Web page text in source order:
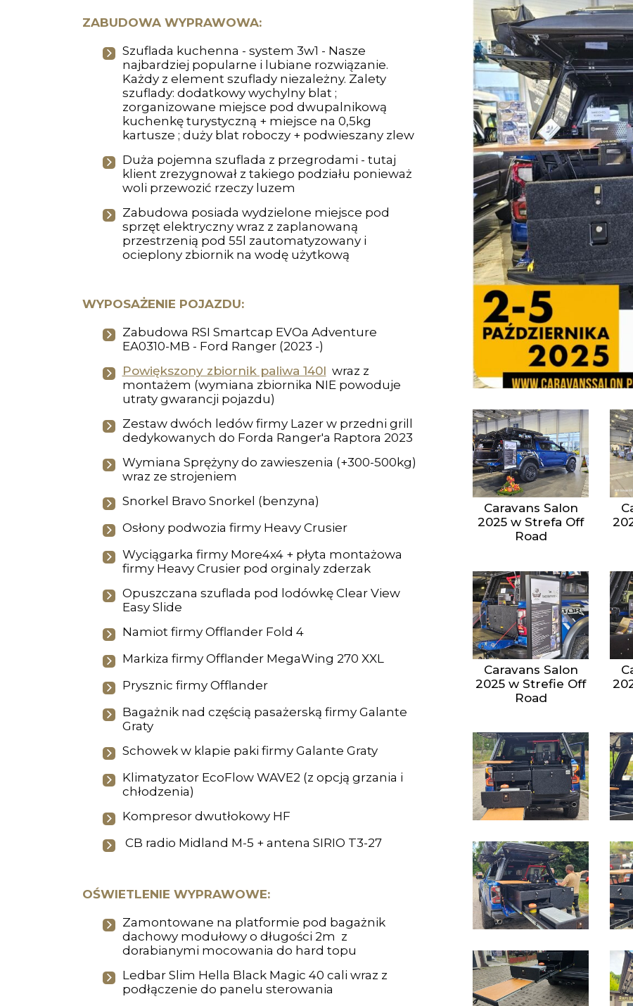
ZABUDOWA WYPRAWOWA:
Szuflada kuchenna - system 3w1 - Nasze
najbardziej popularne i lubiane rozwiązanie.
Każdy z element szuflady niezależny. Zalety
szuflady: dodatkowy wychylny blat ;
zorganizowane miejsce pod dwupalnikową
kuchenkę turystyczną + miejsce na 0,5kg
kartusze ; duży blat roboczy + podwieszany zlew
Duża pojemna szuflada z przegrodami - tutaj
klient zrezygnował z takiego podziału ponieważ
woli przewozić rzeczy luzem
Zabudowa posiada wydzielone miejsce pod
sprzęt elektryczny wraz z zaplanowaną
przestrzenią pod 55l zautomatyzowany i
ocieplony zbiornik na wodę użytkową
WYPOSAŻENIE POJAZDU:
Zabudowa RSI Smartcap EVOa Adventure
EA0310-MB - Ford Ranger (2023 -)
Powiększony zbiornik paliwa 140l wraz z
montażem (wymiana zbiornika NIE powoduje
utraty gwarancji pojazdu)
Zestaw dwóch ledów firmy Lazer w przedni grill
dedykowanych do Forda Ranger'a Raptora 2023
Wymiana Sprężyny do zawieszenia (+300-500kg)
wraz ze strojeniem
Snorkel Bravo Snorkel (benzyna)
Osłony podwozia firmy Heavy Crusier
Wyciągarka firmy More4x4 + płyta montażowa
firmy Heavy Crusier pod orginaly zderzak
Opuszczana szuflada pod lodówkę Clear View
Easy Slide
Namiot firmy Offlander Fold 4
Markiza firmy Offlander MegaWing 270 XXL
Prysznic firmy Offlander
Bagażnik nad częścią pasażerską firmy Galante
Graty
Schowek w klapie paki firmy Galante Graty
Klimatyzator EcoFlow WAVE2 (z opcją grzania i
chłodzenia)
Kompresor dwutłokowy HF
CB radio Midland M-5 + antena SIRIO T3-27
OŚWIETLENIE WYPRAWOWE:
Zamontowane na platformie pod bagażnik
dachowy modułowy o długości 2m z
dorabianymi mocowania do hard topu
Ledbar Slim Hella Black Magic 40 cali wraz z
podłączenie do panelu sterowania
Caravans Salon
2025 w Strefa Off
Road
Caravans Salon
2025 w Strefie Off
Road